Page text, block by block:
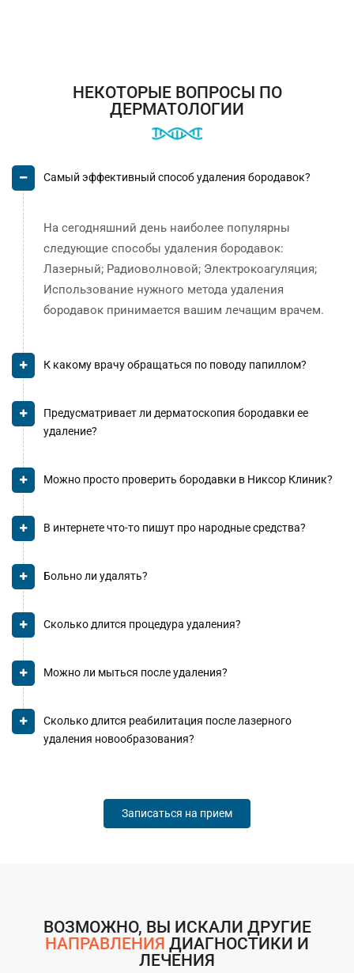
НЕКОТОРЫЕ ВОПРОСЫ ПО
ДЕРМАТОЛОГИИ
Самый эффективный способ удаления бородавок?
На сегодняшний день наиболее популярны
следующие способы удаления бородавок:
Лазерный; Радиоволновой; Электрокоагуляция;
Использование нужного метода удаления
бородавок принимается вашим лечащим врачем.
К какому врачу обращаться по поводу папиллом?
Предусматривает ли дерматоскопия бородавки ее
удаление?
Можно просто проверить бородавки в Никсор Клиник?
В интернете что-то пишут про народные средства?
Больно ли удалять?
Сколько длится процедура удаления?
Можно ли мыться после удаления?
Сколько длится реабилитация после лазерного
удаления новообразования?
Записаться на прием
ВОЗМОЖНО, ВЫ ИСКАЛИ ДРУГИЕ
НАПРАВЛЕНИЯ ДИАГНОСТИКИ И
ЛЕЧЕНИЯ